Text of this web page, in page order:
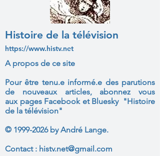
Histoire de la télévision
https://www.histv.net
A propos de ce site
Pour être tenu.e informé.e des parutions
de nouveaux articles, abonnez vous
aux pages Facebook et Bluesky "Histoire
de la télévision"
© 1999-2026by André Lange.
Contact : histv.net@gmail.com